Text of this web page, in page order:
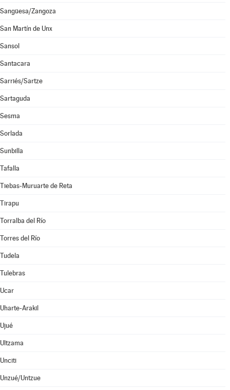
Sangüesa/Zangoza
San Martín de Unx
Sansol
Santacara
Sarriés/Sartze
Sartaguda
Sesma
Sorlada
Sunbilla
Tafalla
Tiebas-Muruarte de Reta
Tirapu
Torralba del Río
Torres del Río
Tudela
Tulebras
Ucar
Uharte-Arakil
Ujué
Ultzama
Unciti
Unzué/Untzue